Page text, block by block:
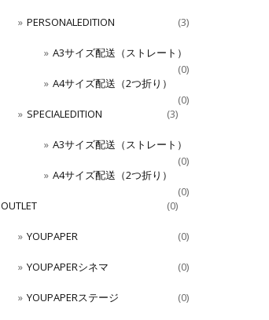
PERSONALEDITION (3)
A3サイズ配送（ストレート）
(0)
A4サイズ配送（2つ折り）
(0)
SPECIALEDITION
(3)
A3サイズ配送（ストレート）
(0)
A4サイズ配送（2つ折り）
(0)
OUTLET
(0)
YOUPAPER (0)
YOUPAPERシネマ (0)
YOUPAPERステージ (0)